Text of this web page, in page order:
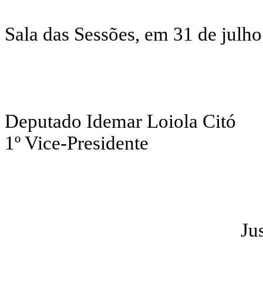
Sala das Sessões, em 31 de
Deputado Idemar Loiola Citó
1º Vice-Presidente